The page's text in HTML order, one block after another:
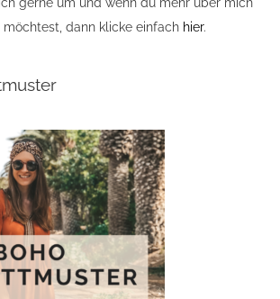
gerne um und wenn du mehr über mich
möchtest, dann klicke einfach hier.